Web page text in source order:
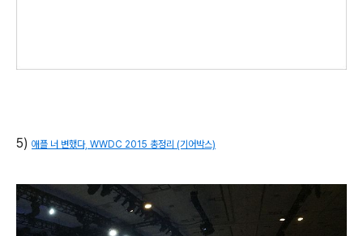
5) 애플 너 변했다, WWDC 2015 총정리 (기어박스)